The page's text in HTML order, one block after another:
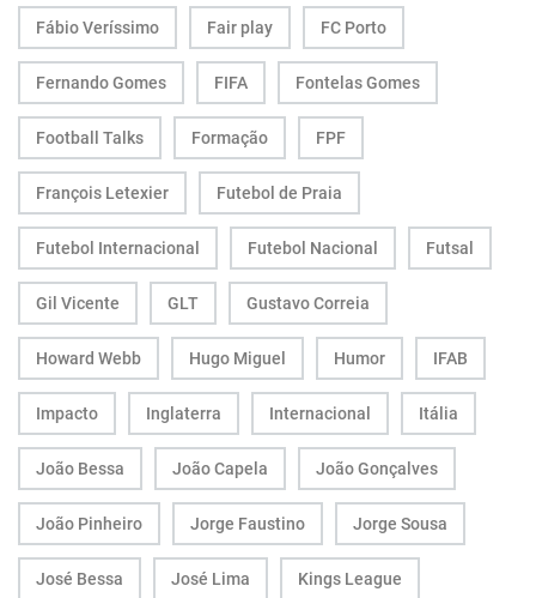
Fábio Veríssimo Fair play FC Porto
Fernando Gomes FIFA Fontelas Gomes
Football Talks Formação FPF
François Letexier Futebol de Praia
Futebol Internacional Futebol Nacional Futsal
Gil Vicente GLT Gustavo Correia
Howard Webb Hugo Miguel Humor IFAB
Impacto Inglaterra Internacional Itália
João Bessa João Capela João Gonçalves
João Pinheiro Jorge Faustino Jorge Sousa
José Bessa José Lima Kings League